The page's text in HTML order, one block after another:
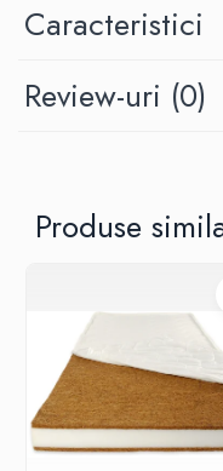
Aceasta lenjerie de pat
aduce o pata de culoare
desene frumos colorate
Avantaje:
Materiale de
Caracteristici
Review-uri (0)
Produse